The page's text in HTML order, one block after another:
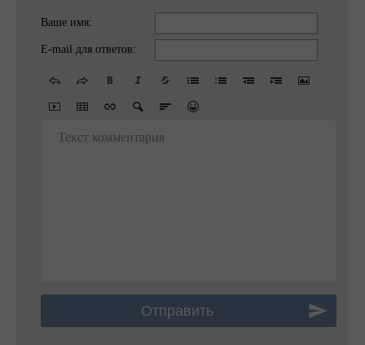
Ваше имя:
E-mail для ответов:
Текст комментария